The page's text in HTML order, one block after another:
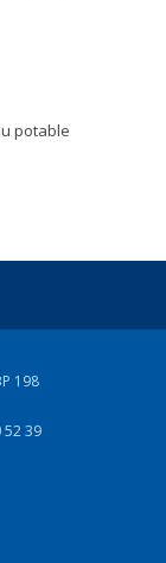
potable
198
52 39